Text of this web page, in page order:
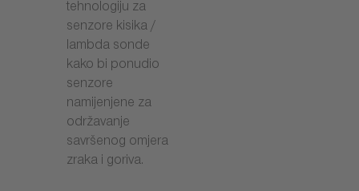
tehnologiju za
senzore kisika /
lambda sonde
kako bi ponudio
senzore
namijenjene za
održavanje
savršenog omjera
zraka i goriva.